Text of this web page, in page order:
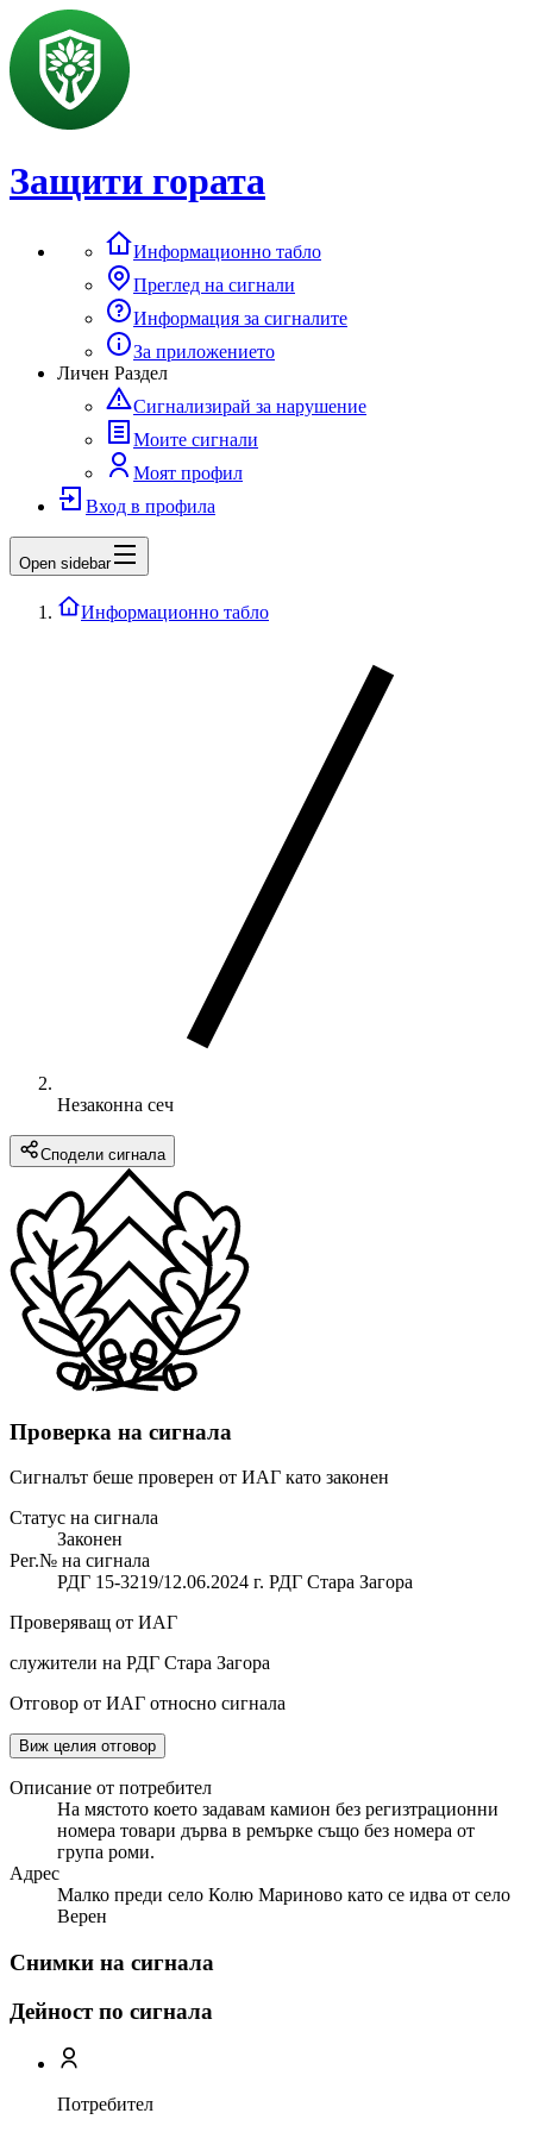
Защити гората
Информационно табло
Преглед на сигнали
Информация за сигналите
За приложението
Личен Раздел
Сигнализирай за нарушение
Моите сигнали
Моят профил
Вход в профила
Open sidebar
Информационно табло
Незаконна сеч
Сподели сигнала
Проверка на сигнала
Сигналът беше проверен от ИАГ като законен
Статус на сигнала
Законен
Рег.№ на сигнала
РДГ 15-3219/12.06.2024 г. РДГ Стара Загора
Проверяващ от ИАГ
служители на РДГ Стара Загора
Отговор от ИАГ относно сигнала
Виж целия отговор
Описание от потребител
На мястото което задавам камион без регизтрационни
номера товари дърва в ремърке също без номера от
група роми.
Адрес
Малко преди село Колю Мариново като се идва от село
Верен
Снимки на сигнала
Дейност по сигнала
Потребител